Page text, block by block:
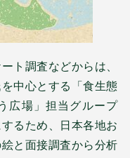
ト調査などからは、
中心とする「食生態
広場」担当グループ
るため、日本各地お
と面接調査から分析